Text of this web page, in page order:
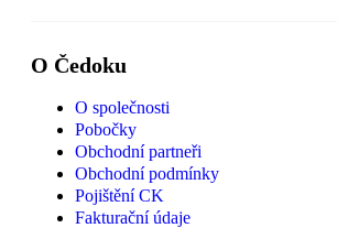
O Čedoku
O společnosti
Pobočky
Obchodní partneři
Obchodní podmínky
Pojištění CK
Fakturační údaje